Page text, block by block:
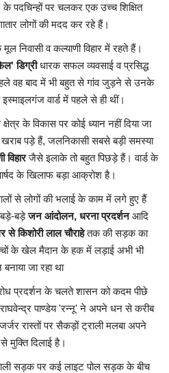
पदचिन्हों पर चलकर एक उच्च शिक्षित
लोगों की मदद कर रहे हैं।
निवासी व कल्याणी विहार में रहते हैं।
डिग्रीधारक सफल व्यवसाई व प्रसिद्ध
वह बाद में भी बहुत से गांव जुड़ने से उनके
इस्माइलगंज वार्ड में पहले से ही थीं।
के विकास पर कोई ध्यान नहीं दिया जा
पड़े हैं, जलनिकासी सबसे बड़ी समस्या
विहारजैसे इलाके तो बहुत पिछड़े हैं। वार्ड के
के खिलाफ बड़ा आक्रोश है।
से लोगों की भलाई के काम में लगे हुए हैं
बड़े-बड़ेजन आंदोलन, धरना प्रदर्शनआदि
से किशोरी लाल चौराहेतक की सड़क का
के खेल मैदान के हक में लड़ाई अभी भी
जा रहा था
प्रदर्शन के चलते शासन को कदम पीछे
पाण्डेय 'रन्नू' ने अपने धन से करीब
रास्तों पर सैकड़ों ट्राली मलबा अपने
मुक्ति दिलाई है।
सड़क पर कई लाइट पोल सड़क के बीच